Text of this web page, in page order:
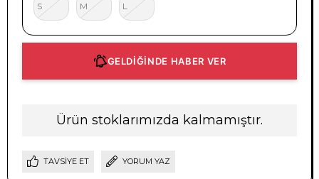
S M L
GELDİĞİNDE HABER VER
Ürün stoklarımızda kalmamıştır.
TAVSIYE ET YORUM YAZ